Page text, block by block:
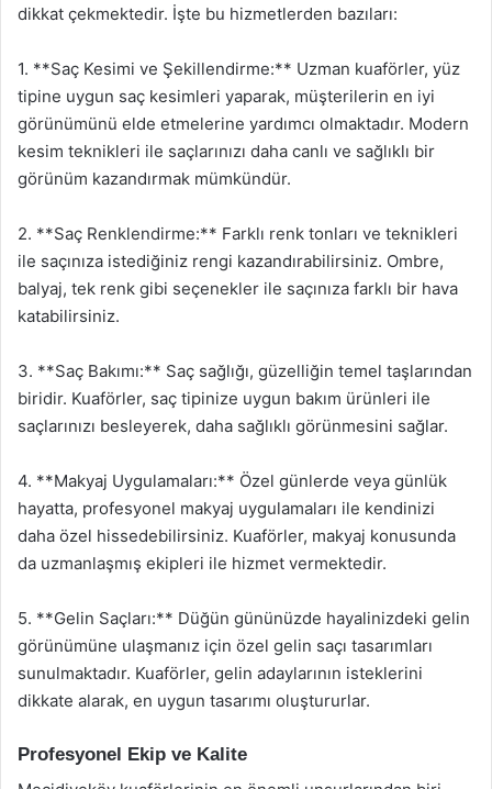
dikkat çekmektedir. İşte bu hizmetlerden bazıları:
1. **Saç Kesimi ve Şekillendirme:** Uzman kuaförler, yüz
tipine uygun saç kesimleri yaparak, müşterilerin en iyi
görünümünü elde etmelerine yardımcı olmaktadır. Modern
kesim teknikleri ile saçlarınızı daha canlı ve sağlıklı bir
görünüm kazandırmak mümkündür.
2. **Saç Renklendirme:** Farklı renk tonları ve teknikleri
ile saçınıza istediğiniz rengi kazandırabilirsiniz. Ombre,
balyaj, tek renk gibi seçenekler ile saçınıza farklı bir hava
katabilirsiniz.
3. **Saç Bakımı:** Saç sağlığı, güzelliğin temel taşlarından
biridir. Kuaförler, saç tipinize uygun bakım ürünleri ile
saçlarınızı besleyerek, daha sağlıklı görünmesini sağlar.
4. **Makyaj Uygulamaları:** Özel günlerde veya günlük
hayatta, profesyonel makyaj uygulamaları ile kendinizi
daha özel hissedebilirsiniz. Kuaförler, makyaj konusunda
da uzmanlaşmış ekipleri ile hizmet vermektedir.
5. **Gelin Saçları:** Düğün gününüzde hayalinizdeki gelin
görünümüne ulaşmanız için özel gelin saçı tasarımları
sunulmaktadır. Kuaförler, gelin adaylarının isteklerini
dikkate alarak, en uygun tasarımı oluştururlar.
Profesyonel Ekip ve Kalite